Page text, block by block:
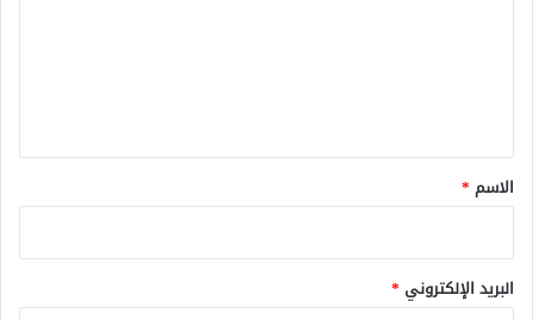
*
الاسم *
البريد الإلكتروني *